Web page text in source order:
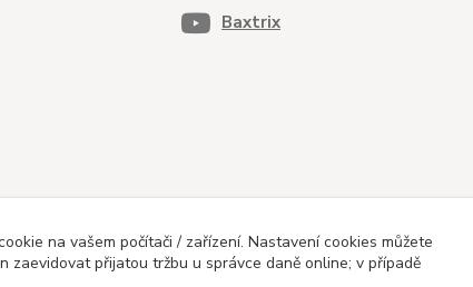
na vašem počítači / zařízení. Nastavení cookies můžete
zaevidovat přijatou tržbu u správce daně online; v případě